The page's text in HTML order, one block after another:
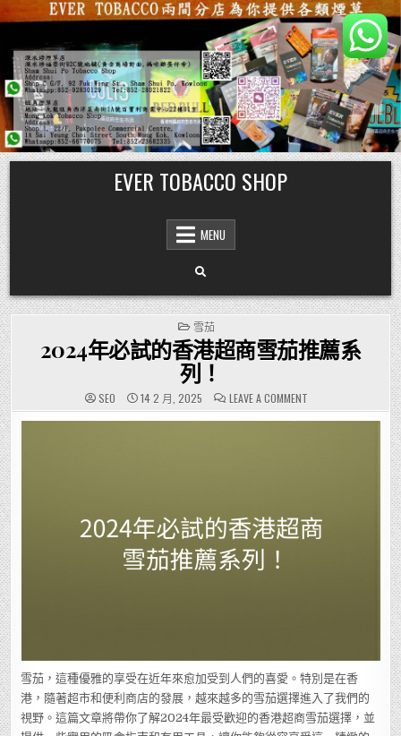
Skip
to
content
EVER TOBACCO SHOP
MENU
POSTED
IN
雪茄
2024年必試的香港超商雪茄推薦系
列！
SEO 14 2 月, 2025 LEAVE A COMMENTON
2024
年
茄
推
薦
雪茄，這種優雅的享受在近年來愈加受到人們的喜愛。特別是在香
港，隨著超市和便利商店的發展，越來越多的雪茄選擇進入了我們的
視野。這篇文章將帶你了解2024年最受歡迎的香港超商雪茄選擇，並